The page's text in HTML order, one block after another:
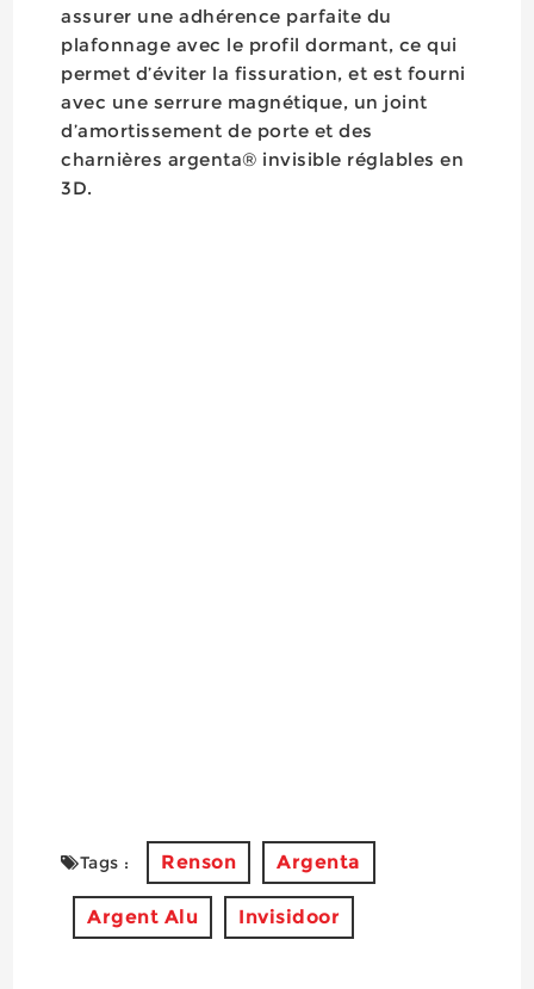
assurer une adhérence parfaite du
plafonnage avec le profil dormant, ce qui
permet d’éviter la fissuration, et est fourni
avec une serrure magnétique, un joint
d’amortissement de porte et des
charnières argenta® invisible réglables en
3D.
Tags : Renson Argenta
Argent Alu Invisidoor